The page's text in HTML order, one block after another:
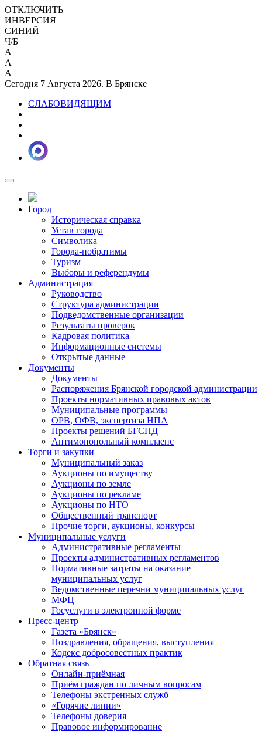
ОТКЛЮЧИТЬ
ИНВЕРСИЯ
СИНИЙ
Ч/Б
A
A
A
Сегодня 7 Августа 2026. В Брянске
СЛАБОВИДЯЩИМ
Город
Историческая справка
Устав города
Символика
Города-побратимы
Туризм
Выборы и референдумы
Администрация
Руководство
Структура администрации
Подведомственные организации
Результаты проверок
Кадровая политика
Информационные системы
Открытые данные
Документы
Документы
Распоряжения Брянской городской администрации
Проекты нормативных правовых актов
Муниципальные программы
ОРВ, ОФВ, экспертиза НПА
Проекты решений БГСНД
Антимонопольный комплаенс
Торги и закупки
Муниципальный заказ
Аукционы по имуществу
Аукционы по земле
Аукционы по рекламе
Аукционы по НТО
Общественный транспорт
Прочие торги, аукционы, конкурсы
Муниципальные услуги
Административные регламенты
Проекты административных регламентов
Нормативные затраты на оказание
муниципальных услуг
Ведомственные перечни муниципальных услуг
МФЦ
Госуслуги в электронной форме
Пресс-центр
Газета «Брянск»
Поздравления, обращения, выступления
Кодекс добросовестных практик
Обратная связь
Онлайн-приёмная
Приём граждан по личным вопросам
Телефоны экстренных служб
«Горячие линии»
Телефоны доверия
Правовое информирование